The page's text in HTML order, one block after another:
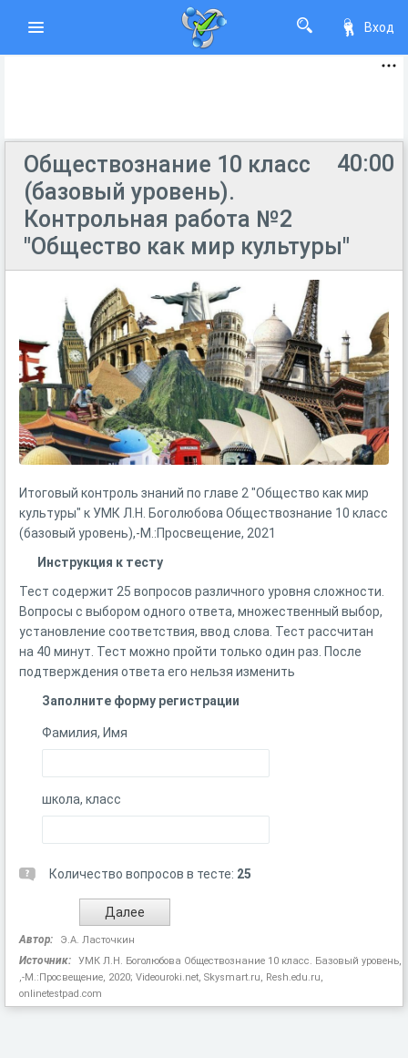
Вход
40:00
Обществознание 10 класс
(базовый уровень).
Контрольная работа №2
"Общество как мир культуры"
Итоговый контроль знаний по главе 2 "Общество как мир
культуры" к УМК Л.Н. Боголюбова Обществознание 10 класс
(базовый уровень),-М.:Просвещение, 2021
Инструкция к тесту
Тест содержит 25 вопросов различного уровня сложности.
Вопросы с выбором одного ответа, множественный выбор,
установление соответствия, ввод слова. Тест рассчитан
на 40 минут. Тест можно пройти только один раз. После
подтверждения ответа его нельзя изменить
Заполните форму регистрации
Фамилия, Имя
школа, класс
Количество вопросов в тесте: 25
Автор: Э.А. Ласточкин
Источник:
УМК Л.Н. Боголюбова Обществознание 10 класс. Базовый уровень,
,-М.:Просвещение, 2020; Videouroki.net, Skysmart.ru, Resh.edu.ru,
onlinetestpad.com